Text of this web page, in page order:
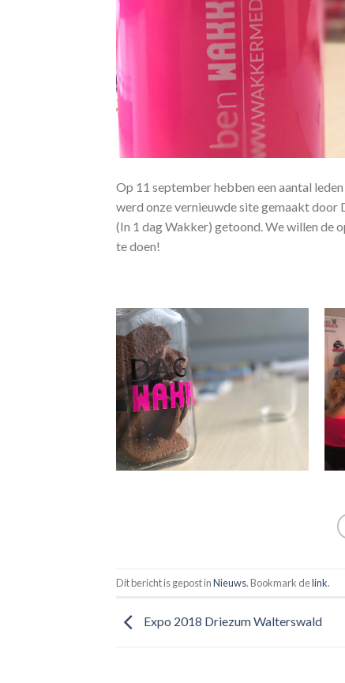
Op 11 september hebben een aantal
werd onze vernieuwde site gemaakt
(In 1 dag Wakker) getoond. We willen de
te doen!
Dit bericht is gepost inNieuws. Bookmark delink.
Expo 2018 Driezum Walterswald